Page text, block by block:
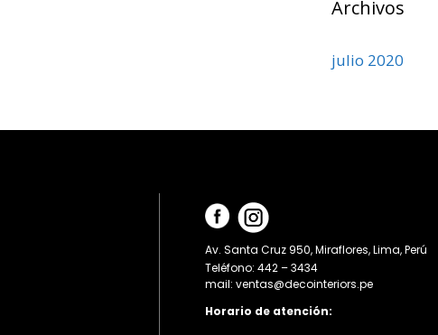
Archivos
julio 2020
Av. Santa Cruz 950, Miraflores, Lima, Perú
Teléfono: 442 – 3434
mail: ventas@decointeriors.pe
Horario de atención: